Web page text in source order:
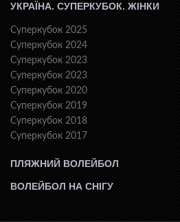
УКРАЇНА. СУПЕРКУБОК. ЖІНКИ
Суперкубок 2025
Суперкубок 2024
Суперкубок 2023
Суперкубок 2023
Суперкубок 2020
Суперкубок 2019
Суперкубок 2018
Суперкубок 2017
ПЛЯЖНИЙ ВОЛЕЙБОЛ
ВОЛЕЙБОЛ НА СНІГУ